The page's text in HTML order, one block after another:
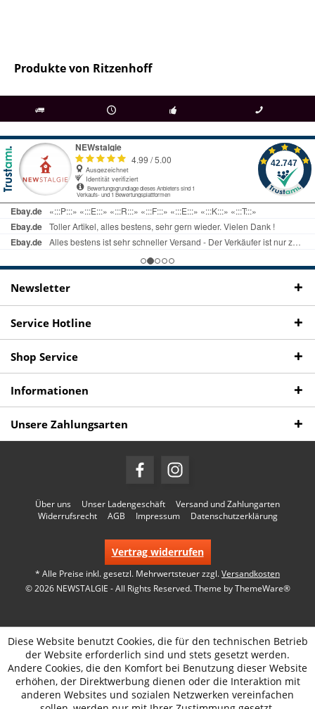
Produkte von Ritzenhoff
ab € 69 Bestellwert seit 98 Jahren Fachgeschäft + telefonisch erreichbar
09497 1511
Newsletter
Service Hotline
Shop Service
Informationen
Unsere Zahlungsarten
Über uns Unser Ladengeschäft
Versand und Zahlungarten
Widerrufsrecht
AGB Impressum Datenschutzerklärung
Vertrag widerrufen
* Alle Preise inkl. gesetzl. Mehrwertsteuer zzgl.Versandkosten
© 2026 NEWSTALGIE - All Rights Reserved. Theme byThemeWare®
Diese Website benutzt Cookies, die für den technischen Betrieb
der Website erforderlich sind und stets gesetzt werden.
Andere Cookies, die den Komfort bei Benutzung dieser Website
erhöhen, der Direktwerbung dienen oder die Interaktion mit
anderen Websites und sozialen Netzwerken vereinfachen